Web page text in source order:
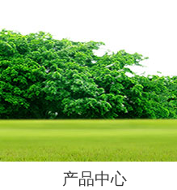
产品中心